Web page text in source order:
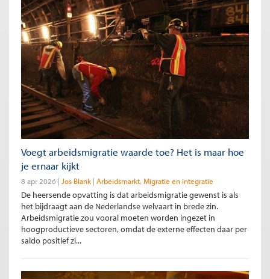
Voegt arbeidsmigratie waarde toe? Het is maar hoe
je ernaar kijkt
8 apr 2026 Jos Blank Arbeidsmarkt Migratie en integratie
De heersende opvatting is dat arbeidsmigratie gewenst is als
het bijdraagt aan de Nederlandse welvaart in brede zin.
Arbeidsmigratie zou vooral moeten worden ingezet in
hoogproductieve sectoren, omdat de externe effecten daar per
saldo positief zi...